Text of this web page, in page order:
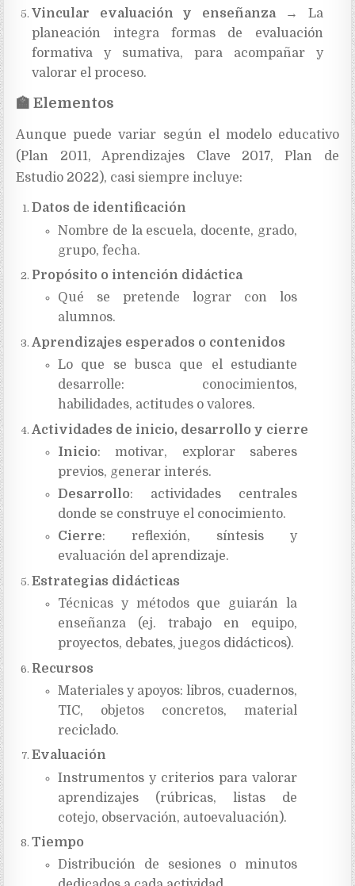
Vincular evaluación y enseñanza→ La
planeación integra formas de evaluación
formativa y sumativa, para acompañar y
valorar el proceso.
🏫 Elementos
Aunque puede variar según el modelo educativo
(Plan 2011, Aprendizajes Clave 2017, Plan de
Estudio 2022), casi siempre incluye:
Datos de identificación
Nombre de la escuela, docente, grado,
grupo, fecha.
Propósito o intención didáctica
Qué se pretende lograr con los
alumnos.
Aprendizajes esperados o contenidos
Lo que se busca que el estudiante
desarrolle: conocimientos,
habilidades, actitudes o valores.
Actividades de inicio, desarrollo y cierre
Inicio: motivar, explorar saberes
previos, generar interés.
Desarrollo: actividades centrales
donde se construye el conocimiento.
Cierre: reflexión, síntesis y
evaluación del aprendizaje.
Estrategias didácticas
Técnicas y métodos que guiarán la
enseñanza (ej. trabajo en equipo,
proyectos, debates, juegos didácticos).
Recursos
Materiales y apoyos: libros, cuadernos,
TIC, objetos concretos, material
reciclado.
Evaluación
Instrumentos y criterios para valorar
aprendizajes (rúbricas, listas de
cotejo, observación, autoevaluación).
Tiempo
Distribución de sesiones o minutos